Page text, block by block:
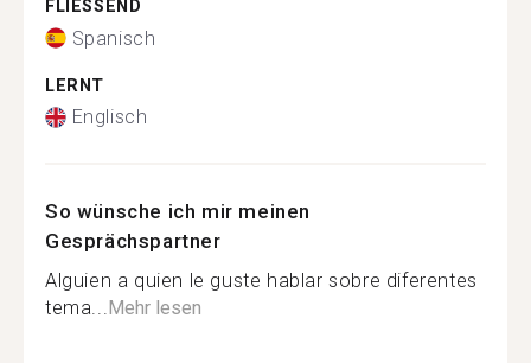
FLIESSEND
Spanisch
LERNT
Englisch
So wünsche ich mir meinen
Gesprächspartner
Alguien a quien le guste hablar sobre diferentes
tema...Mehr lesen